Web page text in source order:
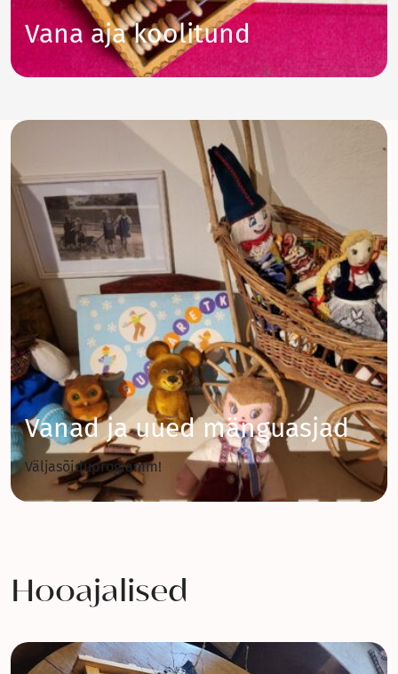
Vana aja koolitund
Vanad ja uued mänguasjad
Väljasõiduprogramm!
Hooajalised